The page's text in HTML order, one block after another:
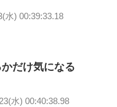
水) 00:39:33.18
だけ気になる
水) 00:40:38.98